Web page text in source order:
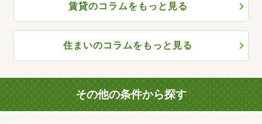
賃貸のコラムをもっと見る
住まいのコラムをもっと見る
その他の条件から探す